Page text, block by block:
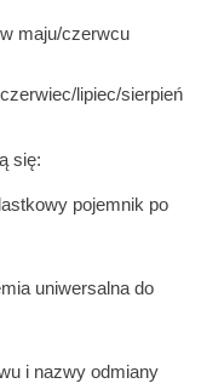
w maju/czerwcu
czerwiec/lipiec/sierpień
się:
pojemnik po
uniwersalna do
i nazwy odmiany